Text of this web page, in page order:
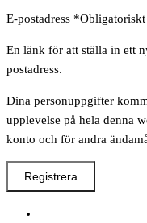
E-postadress *Obligatoriskt
En länk för att ställa in ett
postadress.
Dina personuppgifter
upplevelse på hela denna
konto och för andra
Registrera